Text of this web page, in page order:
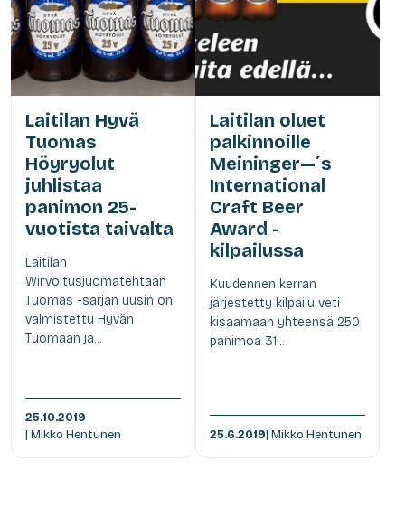
Laitilan Hyvä
Tuomas
Höyryolut
juhlistaa
panimon 25-
vuotista taivalta
Laitilan
Wirvoitusjuomatehtaan
Tuomas -sarjan uusin on
valmistettu Hyvän
Tuomaan ja...
25.10.2019
| Mikko Hentunen
Laitilan oluet
palkinnoille
Meininger—´s
International
Craft Beer
Award -
kilpailussa
Kuudennen kerran
järjestetty kilpailu veti
kisaamaan yhteensä 250
panimoa 31...
25.6.2019| Mikko Hentunen